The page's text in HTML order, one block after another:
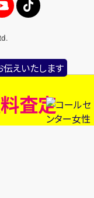
えいたします
査定